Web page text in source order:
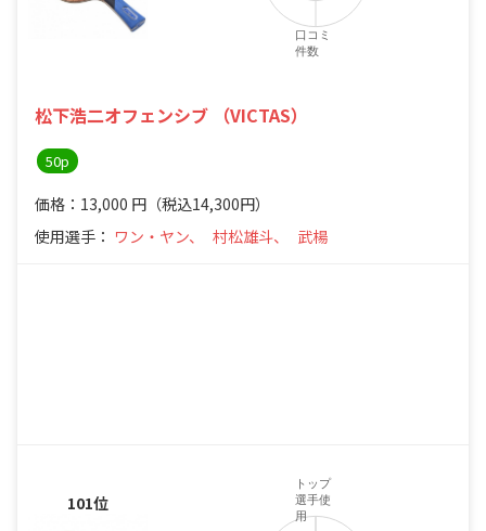
松下浩二オフェンシブ （VICTAS）
50p
価格：13,000 円 （税込14,300円）
使用選手： ワン・ヤン、 村松雄斗、 武楊
口コミ
件数
101位
トップ
選手使
用